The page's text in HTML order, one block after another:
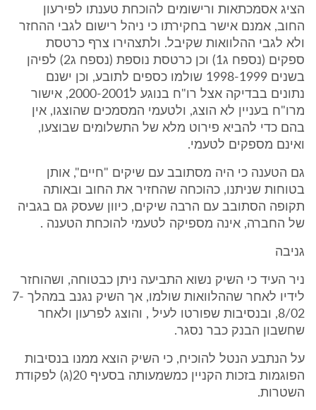
הציג אסמכתאות ורישומים להוכחת טענתו לפירעון
החוב, אמנם אישר בחקירתו כי ניהל רישום לגבי ההחזר
ולא לגבי ההלוואות שקיבל. ולתצהירו צרף כרטסת
ספקים (נספח ג1) וכן כרטסת נוספת (נספח ג2) לפיהן
בשנים 1998-1999 שולמו כספים לתובע, וכן ישנם
נתונים בבדיקה אצל רו"ח בנוגע ל2000-2001, אישור
מרו"ח בעניין לא הוצג, ולטעמי המסמכים שהוצגו, אין
בהם כדי להביא פירוט מלא של התשלומים שבוצעו,
ואינם מספקים לטעמי.
גם הטענה כי היה מסתובב עם שיקים "חיים", אותן
בטוחות שניתנו, כהוכחה שהחזיר את החוב ובאותה
תקופה הסתובב עם הרבה שיקים, כיוון שעסק גם בגביה
של החברה, אינה מספיקה לטעמי להוכחת הטענה .
גניבה
ניר העיד כי השיק נשוא התביעה ניתן כבטוחה, ושהוחזר
לידיו לאחר שההלוואות שולמו, אך השיק נגנב במהלך 7-
8/02, ובנסיבות שפורטו לעיל , והוצג לפרעון ולאחר
שחשבון הבנק כבר נסגר.
על הנתבע הנטל להוכיח, כי השיק הוצא ממנו בנסיבות
הפוגמות בזכות הקניין כמשמעותה בסעיף 20(ג) לפקודת
השטרות.